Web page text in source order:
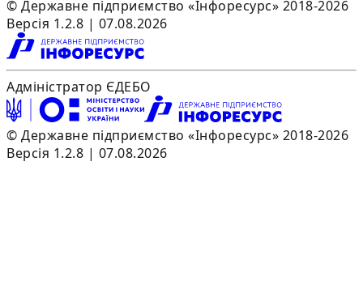
© Державне підприємство «Інфоресурс» 2018-2026
Версія 1.2.8 | 07.08.2026
Адміністратор ЄДЕБО
© Державне підприємство «Інфоресурс» 2018-2026
Версія 1.2.8 | 07.08.2026